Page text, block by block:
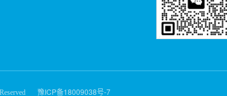
豫ICP备18009038号-7